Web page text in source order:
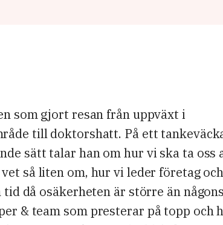
som gjort resan från uppväxt i
till doktorshatt. På ett
sätt talar han om hur vi ska ta oss
så liten om, hur vi leder företag och
då osäkerheten är större än
& team som presterar på topp och